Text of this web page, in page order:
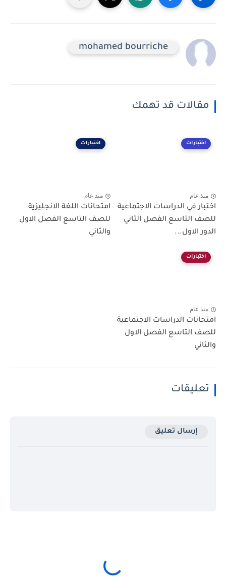
mohamed bourriche
مقالات قد تهمك
اختبارات
منذ عام
اختبار في الدراسات الاجتماعية
للصف التاسع الفصل الثاني
الدور الاول...
اختبارات
منذ عام
امتحانات اللغة الانجليزية
للصف التاسع الفصل الاول
والثاني
اختبارات
منذ عام
امتحانات الدراسات الاجتماعية
للصف التاسع الفصل الاول
والثاني
تعليقات
إرسال تعليق